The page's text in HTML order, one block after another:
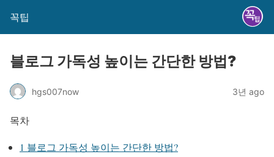
꼭팁
블로그 가독성 높이는 간단한 방법?
hgs007now 3년 ago
목차
1 블로그 가독성 높이는 간단한 방법?